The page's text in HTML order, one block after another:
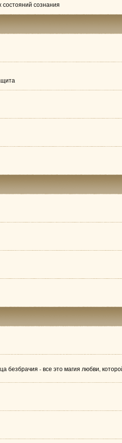
сознания
безбрачия - все это магия любви,